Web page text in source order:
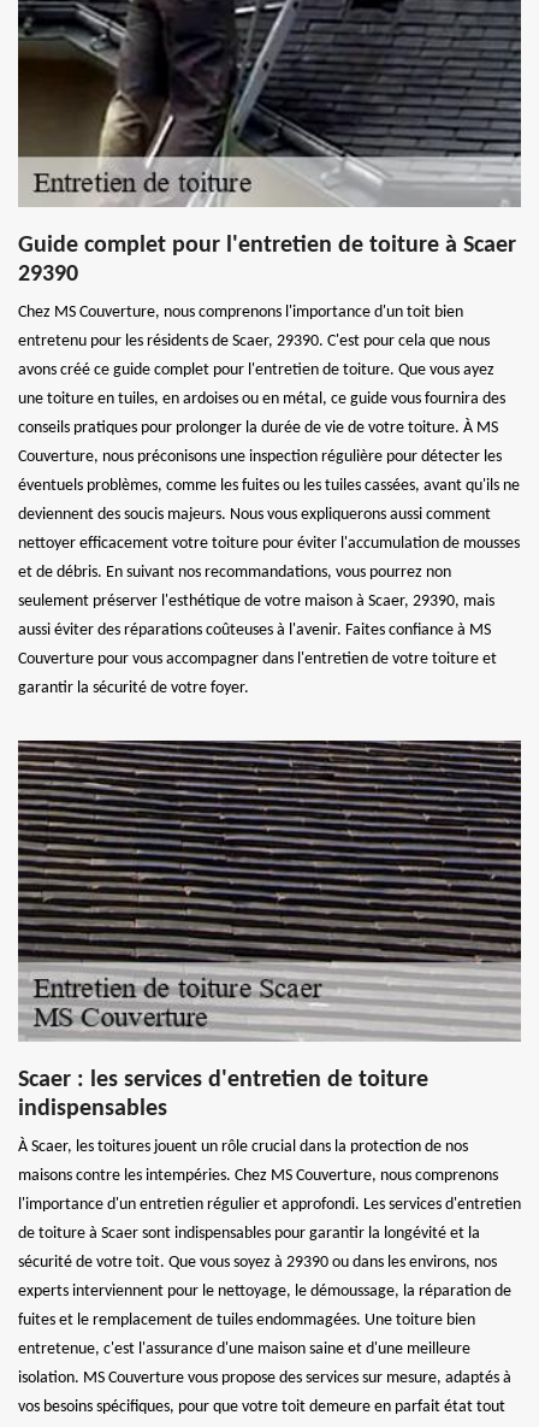
Guide complet pour l'entretien de toiture à Scaer
29390
Chez MS Couverture, nous comprenons l'importance d'un toit bien
entretenu pour les résidents de Scaer, 29390. C'est pour cela que nous
avons créé ce guide complet pour l'entretien de toiture. Que vous ayez
une toiture en tuiles, en ardoises ou en métal, ce guide vous fournira des
conseils pratiques pour prolonger la durée de vie de votre toiture. À MS
Couverture, nous préconisons une inspection régulière pour détecter les
éventuels problèmes, comme les fuites ou les tuiles cassées, avant qu'ils ne
deviennent des soucis majeurs. Nous vous expliquerons aussi comment
nettoyer efficacement votre toiture pour éviter l'accumulation de mousses
et de débris. En suivant nos recommandations, vous pourrez non
seulement préserver l'esthétique de votre maison à Scaer, 29390, mais
aussi éviter des réparations coûteuses à l'avenir. Faites confiance à MS
Couverture pour vous accompagner dans l'entretien de votre toiture et
garantir la sécurité de votre foyer.
Scaer : les services d'entretien de toiture
indispensables
À Scaer, les toitures jouent un rôle crucial dans la protection de nos
maisons contre les intempéries. Chez MS Couverture, nous comprenons
l'importance d'un entretien régulier et approfondi. Les services d'entretien
de toiture à Scaer sont indispensables pour garantir la longévité et la
sécurité de votre toit. Que vous soyez à 29390 ou dans les environs, nos
experts interviennent pour le nettoyage, le démoussage, la réparation de
fuites et le remplacement de tuiles endommagées. Une toiture bien
entretenue, c'est l'assurance d'une maison saine et d'une meilleure
isolation. MS Couverture vous propose des services sur mesure, adaptés à
vos besoins spécifiques, pour que votre toit demeure en parfait état tout